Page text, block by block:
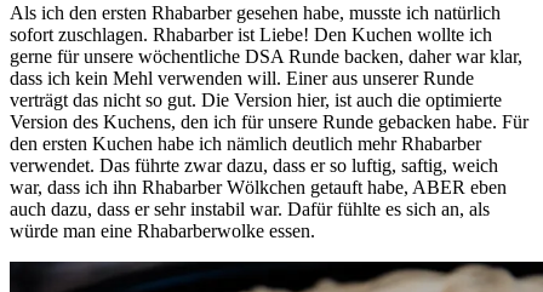
Als ich den ersten Rhabarber gesehen habe, musste ich natürlich
sofort zuschlagen. Rhabarber ist Liebe! Den Kuchen wollte ich
gerne für unsere wöchentliche DSA Runde backen, daher war klar,
dass ich kein Mehl verwenden will. Einer aus unserer Runde
verträgt das nicht so gut. Die Version hier, ist auch die optimierte
Version des Kuchens, den ich für unsere Runde gebacken habe. Für
den ersten Kuchen habe ich nämlich deutlich mehr Rhabarber
verwendet. Das führte zwar dazu, dass er so luftig, saftig, weich
war, dass ich ihn Rhabarber Wölkchen getauft habe, ABER eben
auch dazu, dass er sehr instabil war. Dafür fühlte es sich an, als
würde man eine Rhabarberwolke essen.